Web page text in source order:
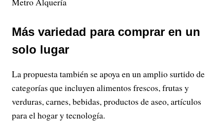
Más variedad para comprar en un
solo lugar
La propuesta también se apoya en un amplio surtido de
categorías que incluyen alimentos frescos, frutas y
verduras, carnes, bebidas, productos de aseo, artículos
para el hogar y tecnología.